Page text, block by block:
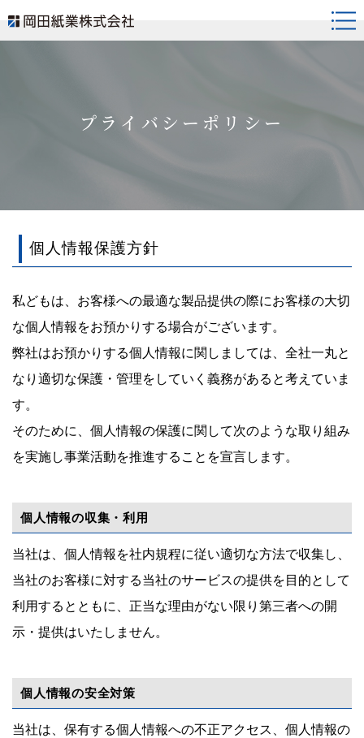
プライバシーポリシー
個人情報保護方針
私どもは、お客様への最適な製品提供の際にお客様の大切
な個人情報をお預かりする場合がございます。
弊社はお預かりする個人情報に関しましては、全社一丸と
なり適切な保護・管理をしていく義務があると考えていま
す。
そのために、個人情報の保護に関して次のような取り組み
を実施し事業活動を推進することを宣言します。
個人情報の収集・利用
当社は、個人情報を社内規程に従い適切な方法で収集し、
当社のお客様に対する当社のサービスの提供を目的として
利用するとともに、正当な理由がない限り第三者への開
示・提供はいたしません。
個人情報の安全対策
当社は、保有する個人情報への不正アクセス、個人情報の